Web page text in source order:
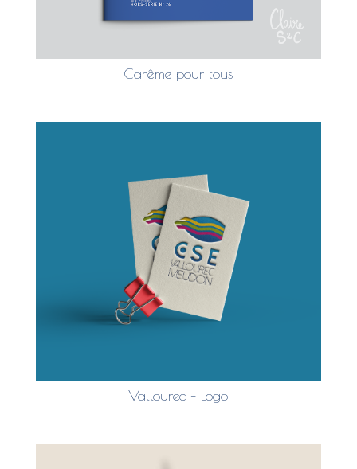
Carême pour tous
Vallourec – Logo